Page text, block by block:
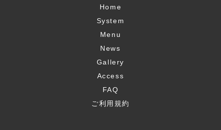
Home
System
Menu
News
Gallery
Access
FAQ
ご利用規約